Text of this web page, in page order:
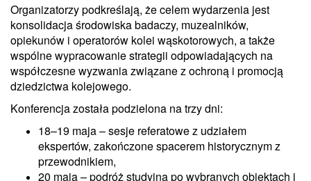
Organizatorzy podkreślają, że celem wydarzenia jest
konsolidacja środowiska badaczy, muzealników,
opiekunów i operatorów kolei wąskotorowych, a także
wspólne wypracowanie strategii odpowiadających na
współczesne wyzwania związane z ochroną i promocją
dziedzictwa kolejowego.
Konferencja została podzielona na trzy dni:
18–19 maja – sesje referatowe z udziałem
ekspertów, zakończone spacerem historycznym z
przewodnikiem,
20 maja – podróż studyjna po wybranych obiektach i